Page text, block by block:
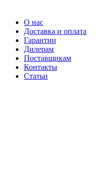
О нас
Доставка и оплата
Гарантии
Дилерам
Поставщикам
Контакты
Статьи